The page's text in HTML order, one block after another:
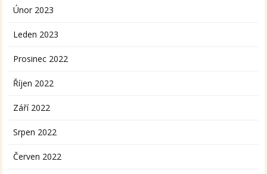
Únor 2023
Leden 2023
Prosinec 2022
Říjen 2022
Září 2022
Srpen 2022
Červen 2022